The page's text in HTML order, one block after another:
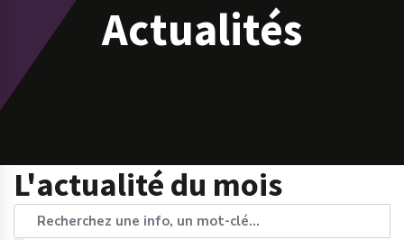
Actualités
L'actualité du mois